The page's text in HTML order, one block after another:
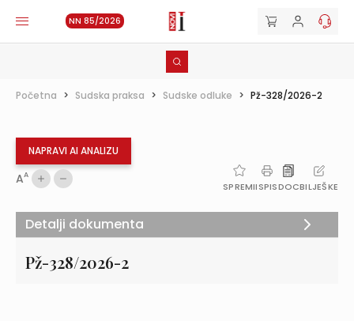
NN 85/2026
Početna > Sudska praksa > Sudske odluke > Pž-328/2026-2
NAPRAVI AI ANALIZU
AA
SPREMIISPISDOCBILJEŠKE
Pž-328/2026-2
Detalji dokumenta